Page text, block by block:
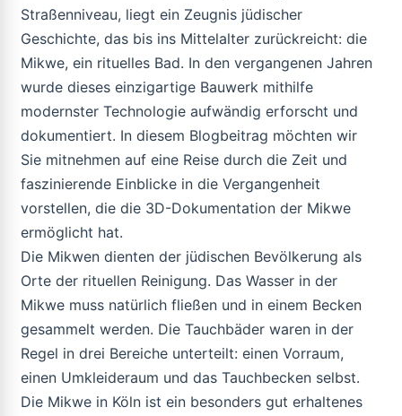
Straßenniveau, liegt ein Zeugnis jüdischer
Geschichte, das bis ins Mittelalter zurückreicht: die
Mikwe, ein rituelles Bad. In den vergangenen Jahren
wurde dieses einzigartige Bauwerk mithilfe
modernster Technologie aufwändig erforscht und
dokumentiert. In diesem Blogbeitrag möchten wir
Sie mitnehmen auf eine Reise durch die Zeit und
faszinierende Einblicke in die Vergangenheit
vorstellen, die die 3D-Dokumentation der Mikwe
ermöglicht hat.
Die Mikwen dienten der jüdischen Bevölkerung als
Orte der rituellen Reinigung. Das Wasser in der
Mikwe muss natürlich fließen und in einem Becken
gesammelt werden. Die Tauchbäder waren in der
Regel in drei Bereiche unterteilt: einen Vorraum,
einen Umkleideraum und das Tauchbecken selbst.
Die Mikwe in Köln ist ein besonders gut erhaltenes